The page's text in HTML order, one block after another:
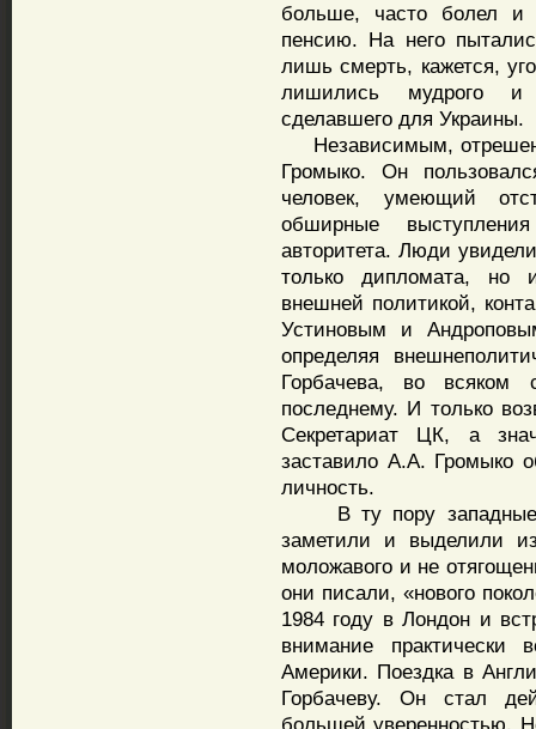
больше, часто болел
пенсию. На него
лишь смерть, кажется,
лишились мудрого и
сделавшего для Украины.
Независимым,
Громыко. Он
человек, умеющий
обширные
авторитета. Люди
только дипломата, но
внешней политикой,
Устиновым и
определяя
Горбачева, во всяком
последнему. И только
Секретариат ЦК, а
заставило А.А. Громыко
личность.
В ту пору западные
заметили и выделили
моложавого и не
они писали, «нового
1984 году в Лондон и
внимание практически
Америки. Поездка в
Горбачеву. Он стал
большей уверенностью.